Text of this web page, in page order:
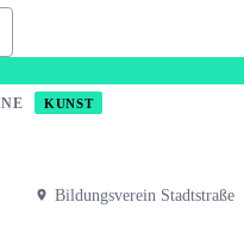
KUNST
Bildungsverein Stadtstraße